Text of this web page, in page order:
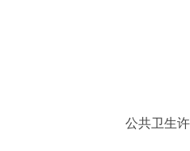
公共卫生